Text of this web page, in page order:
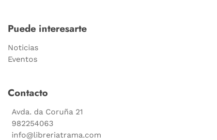
Puede interesarte
Noticias
Eventos
Contacto
Avda. da Coruña 21
982254063
info@libreriatrama.com